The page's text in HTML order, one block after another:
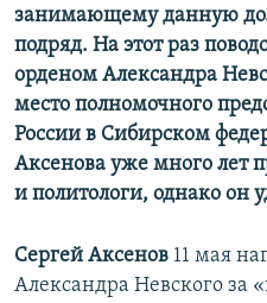
занимающему данную
подряд. На этот раз
орденом Александра
место полномочного
России в Сибирском
Аксенова уже много лет
и политологи, однако он
Сергей Аксенов 11 мая
Александра Невского за